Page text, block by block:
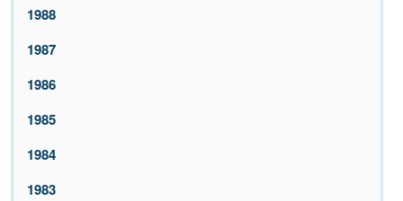
1988
1987
1986
1985
1984
1983